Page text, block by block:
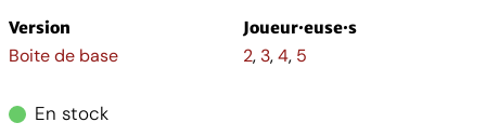
Version
Boite de base
Joueur·euse·s
2, 3,4, 5
En stock